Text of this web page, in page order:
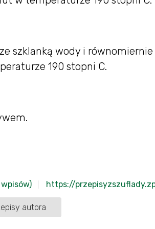
szklanką wody i
190 stopni C.
wpisów) https://
autora